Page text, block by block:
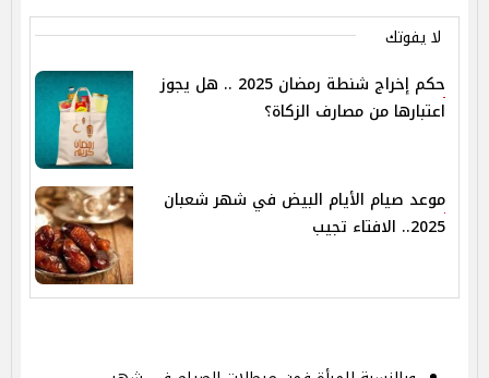
لا يفوتك
حكم إخراج شنطة رمضان 2025 .. هل يجوز
اعتبارها من مصارف الزكاة؟
موعد صيام الأيام البيض في شهر شعبان
2025.. الافتاء تجيب